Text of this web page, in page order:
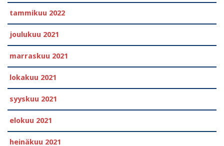
tammikuu 2022
joulukuu 2021
marraskuu 2021
lokakuu 2021
syyskuu 2021
elokuu 2021
heinäkuu 2021